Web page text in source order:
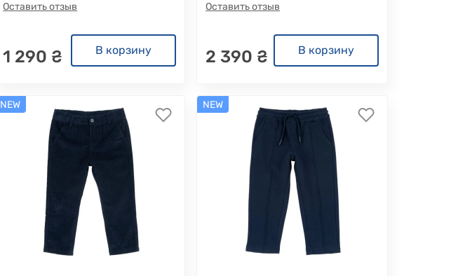
Оставить отзыв
1 290 ₴ В корзину
Оставить отзыв
2 390 ₴ В корзину
NEW NEW